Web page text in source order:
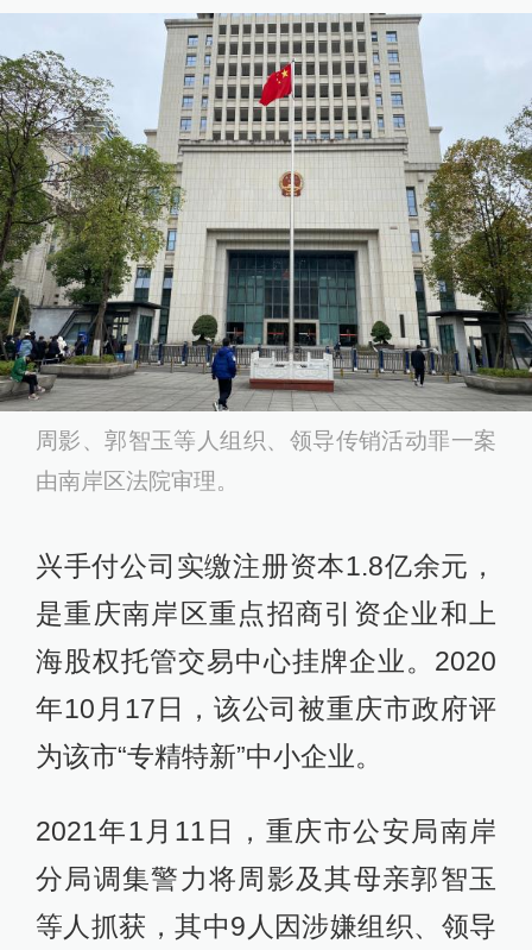
周影、郭智玉等人组织、领导传销活动罪一案
由南岸区法院审理。
兴手付公司实缴注册资本1.8亿余元，
是重庆南岸区重点招商引资企业和上
海股权托管交易中心挂牌企业。2020
年10月17日，该公司被重庆市政府评
为该市“专精特新”中小企业。
2021年1月11日，重庆市公安局南岸
分局调集警力将周影及其母亲郭智玉
等人抓获，其中9人因涉嫌组织、领导